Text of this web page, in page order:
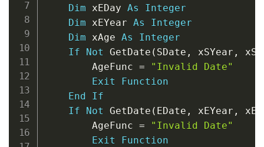
Dim xEDay As
Integer
Dim xEYear As
Integer
Dim xAge As
Integer
If
Not GetDate ( SDate , xSYear ,
        AgeFunc
=
"Invalid Date"
Exit
Function
End
If
If
Not GetDate ( EDate , xEYear ,
        AgeFunc
=
"Invalid Date"
Exit
Function